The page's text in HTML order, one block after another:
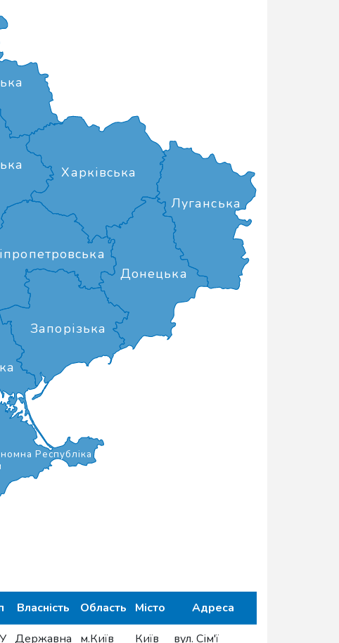
Донецька
Запорізька
Луганська
Харківська
Республіка
Власність Область Місто
Адреса
Державна м.Київ Київ вул. Сім'ї